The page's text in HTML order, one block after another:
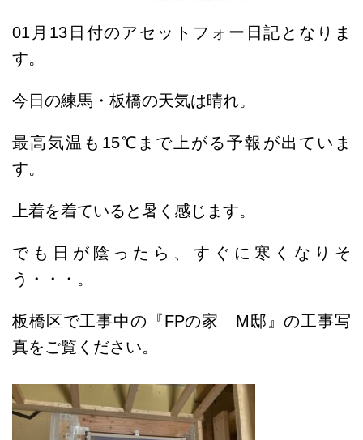
01 月13日 付のアセットフォー日記となりま
す。
今日の練馬・板橋の天気は晴れ。
最高気温も15℃まで上がる予報が出ていま
す。
上着を着ていると暑く感じます。
でも日が陰ったら、すぐに寒くなりそ
う・・・。
板橋区で工事中の『FPの家 M邸』の工事写
真をご覧ください。